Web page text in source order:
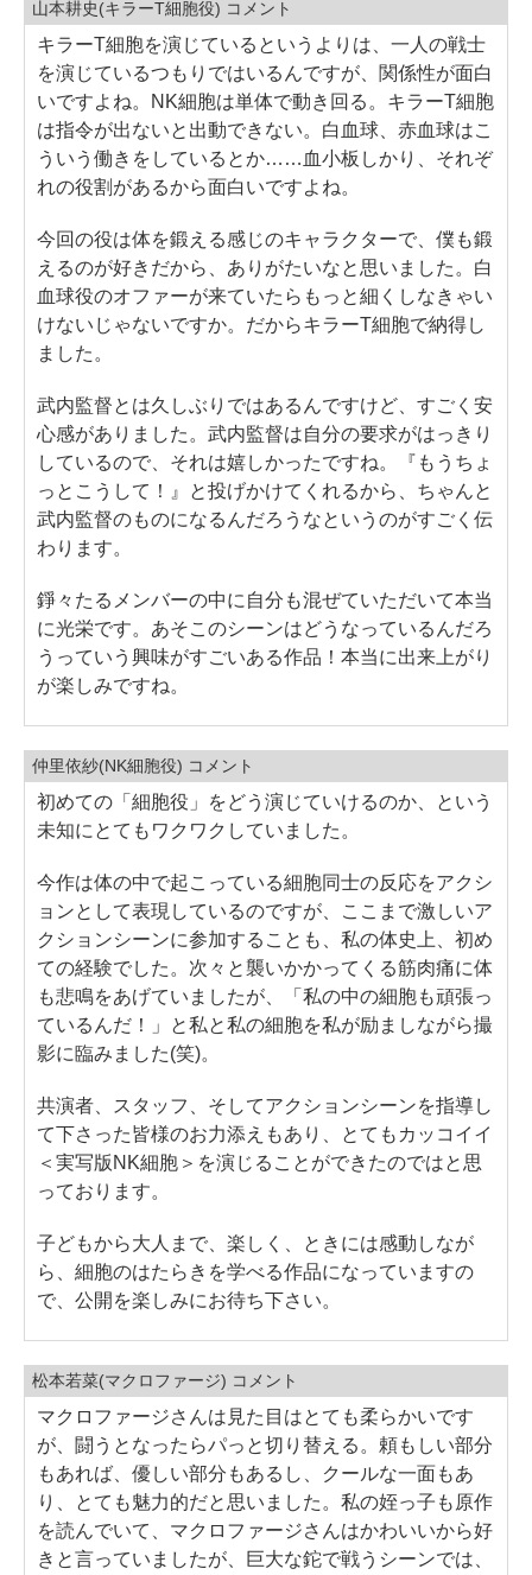
山本耕史(キラーT細胞役) コメント
キラーT細胞を演じているというよりは、一人の戦士
を演じているつもりではいるんですが、関係性が面白
いですよね。NK細胞は単体で動き回る。キラーT細胞
は指令が出ないと出動できない。白血球、赤血球はこ
ういう働きをしているとか……血小板しかり、それぞ
れの役割があるから面白いですよね。
今回の役は体を鍛える感じのキャラクターで、僕も鍛
えるのが好きだから、ありがたいなと思いました。白
血球役のオファーが来ていたらもっと細くしなきゃい
けないじゃないですか。だからキラーT細胞で納得し
ました。
武内監督とは久しぶりではあるんですけど、すごく安
心感がありました。武内監督は自分の要求がはっきり
しているので、それは嬉しかったですね。『もうちょ
っとこうして！』と投げかけてくれるから、ちゃんと
武内監督のものになるんだろうなというのがすごく伝
わります。
錚々たるメンバーの中に自分も混ぜていただいて本当
に光栄です。あそこのシーンはどうなっているんだろ
うっていう興味がすごいある作品！本当に出来上がり
が楽しみですね。
仲里依紗(NK細胞役) コメント
初めての「細胞役」をどう演じていけるのか、という
未知にとてもワクワクしていました。
今作は体の中で起こっている細胞同士の反応をアクシ
ョンとして表現しているのですが、ここまで激しいア
クションシーンに参加することも、私の体史上、初め
ての経験でした。次々と襲いかかってくる筋肉痛に体
も悲鳴をあげていましたが、「私の中の細胞も頑張っ
ているんだ！」と私と私の細胞を私が励ましながら撮
影に臨みました(笑)。
共演者、スタッフ、そしてアクションシーンを指導し
て下さった皆様のお力添えもあり、とてもカッコイイ
＜実写版NK細胞＞を演じることができたのではと思
っております。
子どもから大人まで、楽しく、ときには感動しなが
ら、細胞のはたらきを学べる作品になっていますの
で、公開を楽しみにお待ち下さい。
松本若菜(マクロファージ) コメント
マクロファージさんは見た目はとても柔らかいです
が、闘うとなったらパっと切り替える。頼もしい部分
もあれば、優しい部分もあるし、クールな一面もあ
り、とても魅力的だと思いました。私の姪っ子も原作
を読んでいて、マクロファージさんはかわいいから好
きと言っていましたが、巨大な鉈で戦うシーンでは、